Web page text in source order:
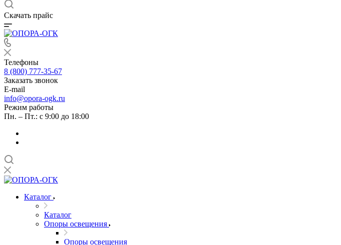
Скачать прайс
Телефоны
8 (800) 777-35-67
Заказать звонок
E-mail
info@opora-ogk.ru
Режим работы
Пн. – Пт.: с 9:00 до 18:00
Каталог
Каталог
Опоры освещения
Опоры освещения